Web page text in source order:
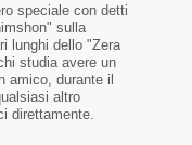
speciale con detti
sulla
lunghi dello "Zera
studia avere un
amico, durante il
altro
direttamente.